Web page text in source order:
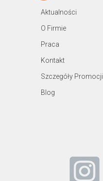
Aktualności
O Firmie
Praca
Kontakt
Szczegóły Promocji
Blog